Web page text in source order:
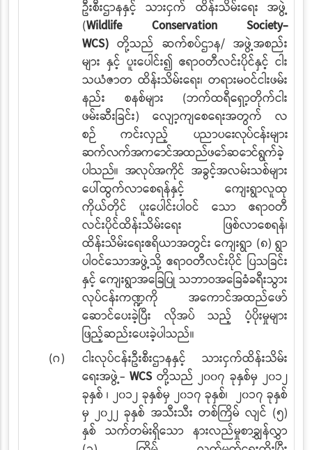
ဦးစီးဌာနနှင့် သားငှက် ထိန်းသိမ်းရေး အဖွဲ့
(Wildlife Conservation Society-
WCS) တို့သည် ဆက်စပ်ဌာန/ အဖွဲ့အစည်း
များ နှင့် ပူးပေါင်း၍ ဧရာဝတီလင်းပိုင်နှင့် ငါး
သယံဇာတ ထိန်းသိမ်းရေး၊ တရားမဝင်ငါးဖမ်း
နည်း
စနစ်များ (ဘက်ထရီရှော့တိုက်ငါး
ဖမ်းဆီးခြင်း) လျော့ကျစေရေးအတွက်လ
စဉ် ကင်းလှည့်
ပညာပေးလုပ်ငန်းများ
ဆက်လက်အကောင်အထည်ဖော်ဆောင်ရွက်ခဲ့
ပါသည်။ အလုပ်အကိုင် အခွင့်အလမ်းသစ်များ
ပေါ်ထွက်လာစေရန်နှင့် ကျေးရွာလူထု
ကိုယ်တိုင် ပူးပေါင်းပါဝင်
သော ဧရာဝတီ
လင်းပိုင်ထိန်းသိမ်းရေး ဖြစ်လာစေရန်၊
ထိန်းသိမ်းရေးဧရိယာအတွင်း ကျေးရွာ (၈) ရွာ
ပါဝင်သောအဖွဲ့သို့ ဧရာဝတီလင်းပိုင် ပြသခြင်း
နှင့် ကျေးရွာအခြေပြု သဘာဝအခြေခံခရီးသွား
လုပ်ငန်းကဏ္ဍကို အကောင်အထည်ဖော်
ဆောင်ပေးခဲ့ပြီး လိုအပ်
သည့်
ပံ့ပိုးမှုများ
ဖြည့်ဆည်းပေးခဲ့ပါသည်။
(ဂ)
ငါးလုပ်ငန်းဦးစီးဌာနနှင့် သားငှက်ထိန်းသိမ်း
ရေးအဖွဲ့- WCS တို့သည် ၂၀၀၇ ခုနှစ်မှ ၂၀၁၂
ခုနှစ် ၊ ၂၀၁၂ ခုနှစ်မှ ၂၀၁၇ ခုနှစ်၊ ၂၀၁၇ ခုနှစ်
မှ ၂၀၂၂ ခုနှစ် အသီးသီး တစ်ကြိမ် လျင် (၅)
နှစ် သက်တမ်းရှိသော နားလည်မှုစာချွှန်လွှာ